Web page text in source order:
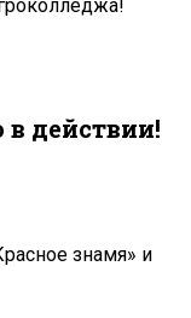
в действии!
знамя» и